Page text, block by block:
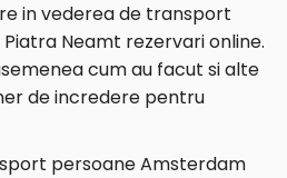
in vederea de transport
Neamt rezervari online.
cum au facut si alte
de incredere pentru
persoane Amsterdam